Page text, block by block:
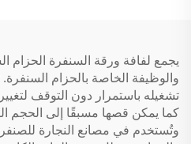
يجمع لفافة ورقة السنفرة الحزام
والوظيفة الخاصة بالحزام
تشغيله باستمرار دون التوقف
كما يمكن قصها مسبقًا إلى الحجم
وتُستخدم في مصانع النجارة